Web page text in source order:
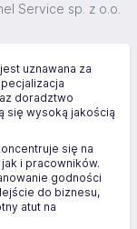
Service sp. z o.o.
jest uznawana za
doradztwo
się wysoką jakością
się na
i pracowników.
godności
do biznesu,
atut na